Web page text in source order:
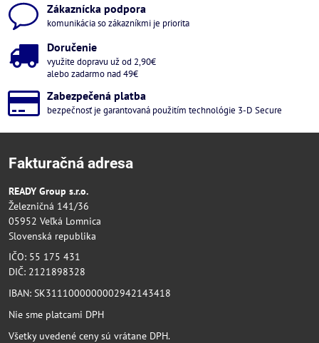
Zákaznícka podpora
komunikácia so zákazníkmi je priorita
Doručenie
využite dopravu už od 2,90€
alebo zadarmo nad 49€
Zabezpečená platba
bezpečnosť je garantovaná použitím technológie 3-D Secure
Fakturačná adresa
READY Group s.r.o.
Železničná 141/36
05952 Veľká Lomnica
Slovenská republika
IČO: 55 175 431
DIČ: 2121898328
IBAN: SK3111000000002942143418
Nie sme platcami DPH
Všetky uvedené ceny sú vrátane DPH.